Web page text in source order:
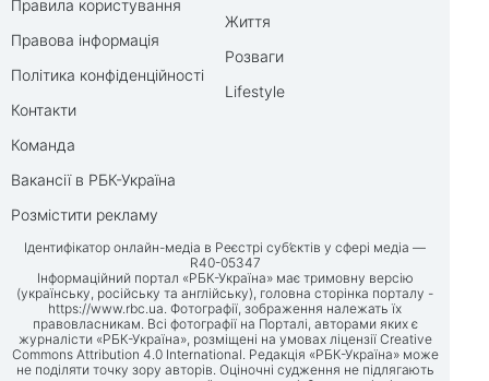
Правила користування
Правова інформація
Політика конфіденційності
Контакти
Команда
Вакансії в РБК-Україна
Розмістити рекламу
Життя
Розваги
Lifestyle
Ідентифікатор онлайн-медіа в Реєстрі суб’єктів у сфері медіа —
R40-05347
Інформаційний портал «РБК-Україна» має тримовну версію
(українську, російську та англійську), головна сторінка порталу -
https://www.rbc.ua. Фотографії, зображення належать їх
правовласникам. Всі фотографії на Порталі, авторами яких є
журналісти «РБК-Україна», розміщені на умовах ліцензії Creative
Commons Attribution 4.0 International. Редакція «РБК-Україна» може
не поділяти точку зору авторів. Оціночні судження не підлягають